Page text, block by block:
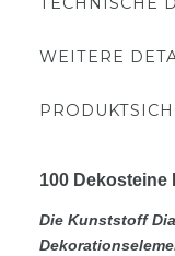
WEITERE
100 Dekosteine
Die Kunststoff